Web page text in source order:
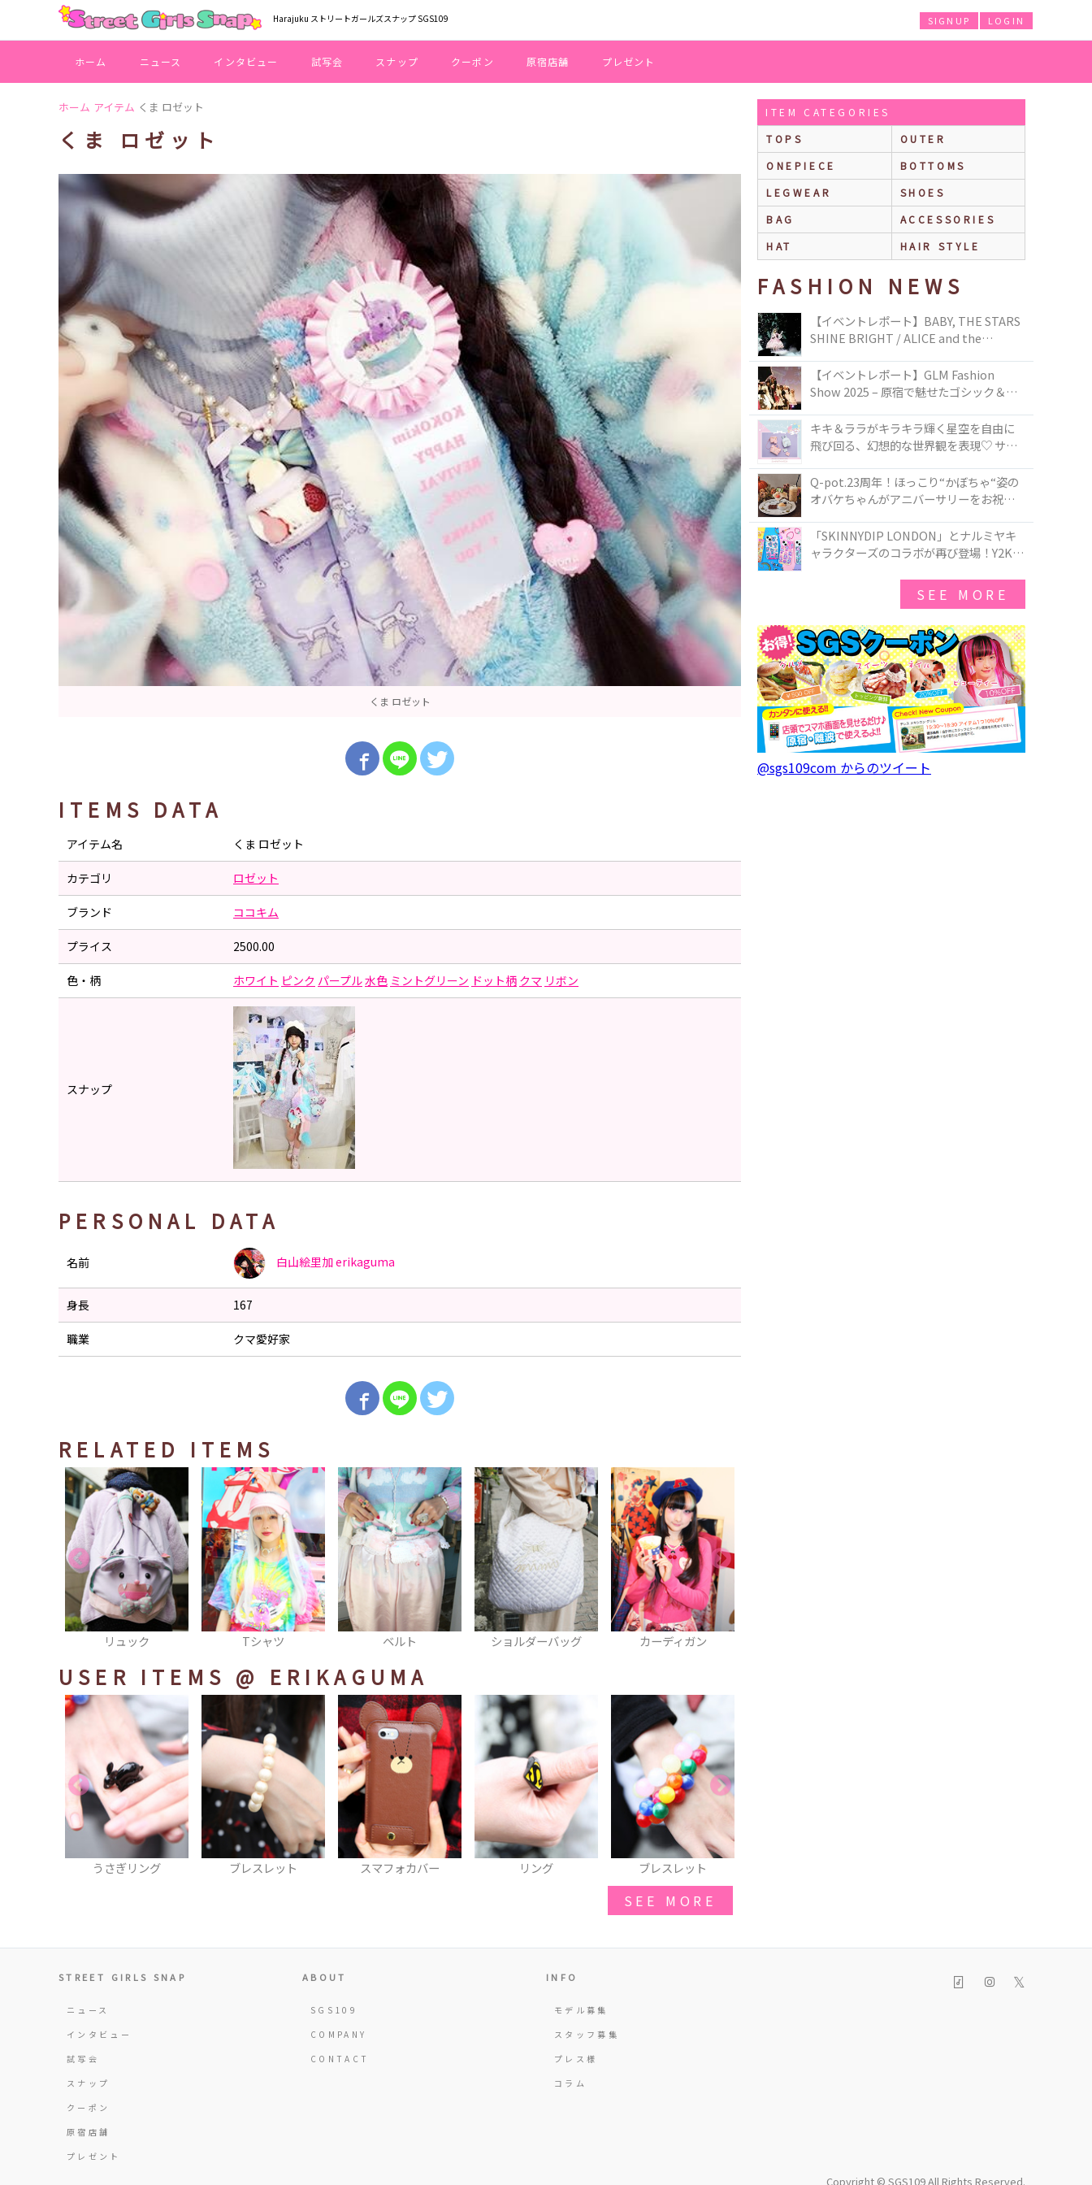
Harajuku ストリートガールズスナップ SGS109 LOGIN
SIGNUP
ホーム ニュース インタビュー 試写会 スナップ クーポン 原宿店舗 プレゼント
ホーム アイテム くま ロゼット
くま ロゼット
くま ロゼット
ITEMS DATA
アイテム名 くま ロゼット
カテゴリ ロゼット
ブランド ココキム
プライス 2500.00
色・柄 ホワイト ピンク パープル水色 ミントグリーン ドット柄 クマ リボン
スナップ
PERSONAL DATA
名前 白山絵里加erikaguma
身長 167
職業 クマ愛好家
RELATED ITEMS
リュック Tシャツ ベルト ショルダーバッグ カーディガン
USER ITEMS @ ERIKAGUMA
うさぎリング ブレスレット スマフォカバー リング ブレスレット
SEE MORE
ITEM CATEGORIES
TOPS
OUTER
ONEPIECE
BOTTOMS
LEGWEAR
SHOES
BAG
ACCESSORIES
HAT
HAIR STYLE
FASHION NEWS
【イベントレポート】BABY, THE STARS
SHINE BRIGHT / ALICE and the
TOKYO
【イベントレポート】GLM Fashion
Show 2025 – 原宿で魅せたゴシック＆ロ
キキ＆ララがキラキラ輝く星空を自由に
飛び回る、幻想的な世界観を表現♡ サマ
50周年アニバーサリーイヤー』を記念し
たコレクションが登場
Q-pot.23周年！ほっこり“かぼちゃ“姿の
オバケちゃんがアニバーサリーをお祝い
ー」が新発売！Q-pot CAFE.では「かぼち
ゃのオバケーキプレート」も登場
「SKINNYDIP LONDON」とナルミヤキ
ャラクターズのコラボが再び登場！Y2Kム
SEE MORE
@sgs109com からのツイート
STREET GIRLS SNAP
ニュース
インタビュー
試写会
スナップ
クーポン
原宿店舗
プレゼント
ABOUT
SGS109
COMPANY
CONTACT
INFO
モデル募集
スタッフ募集
プレス様
コラム
𝕏
Copyright © SGS109 All Rights Reserved.